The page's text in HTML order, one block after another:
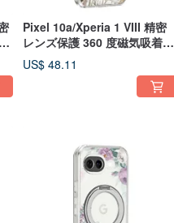
Pixel 10a/Xperia 1 VIII 精密
レンズ保護 360 度磁気吸着ス
タンドケース - 秋分
US$ 48.11